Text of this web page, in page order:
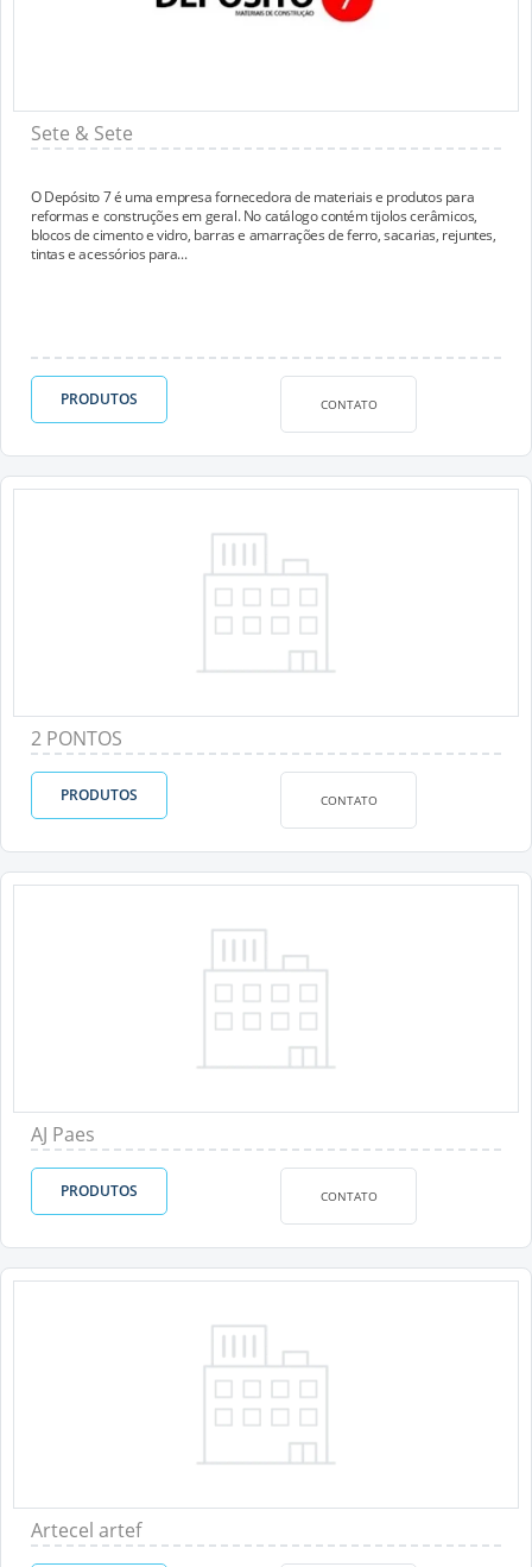
Sete & Sete
O Depósito 7 é uma empresa fornecedora de materiais e produtos para
reformas e construções em geral. No catálogo contém tijolos cerâmicos,
blocos de cimento e vidro, barras e amarrações de ferro, sacarias, rejuntes,
tintas e acessórios para...
PRODUTOS CONTATO
2 PONTOS
PRODUTOS CONTATO
AJ Paes
PRODUTOS CONTATO
Artecel artef